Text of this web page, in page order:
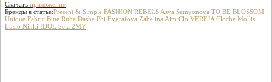
Скачать приложение
Бренды в статье:Present & Simple FASHION REBELS Asya Semyonova TO BE BLOSSOM
Unique Fabric Bitte Ruhe Dasha Phi Evgrafova Zabelina Aim Clo VEREJA Cloche Mollis
Lusio Ninki IDOL Sela 2MY